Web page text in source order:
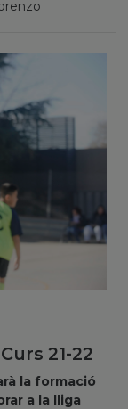
21-22
la formació
a la lliga